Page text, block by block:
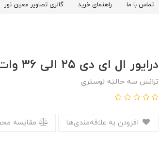
تماس با ما راهنمای خرید گالری تصاویر معین نور
درایور ال ای دی ۲۵ الی ۳۶ وات ۳۰۰ میلی آمپر سه حالته
ترانس سه حالته لوستری
مقایسه